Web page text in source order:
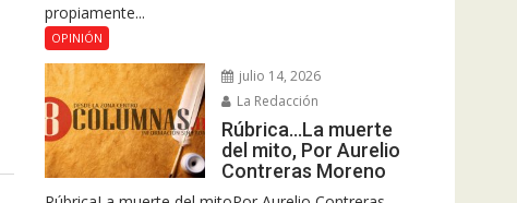
propiamente...
OPINIÓN
julio 14, 2026
La Redacción
Rúbrica…La muerte
del mito, Por Aurelio
Contreras Moreno